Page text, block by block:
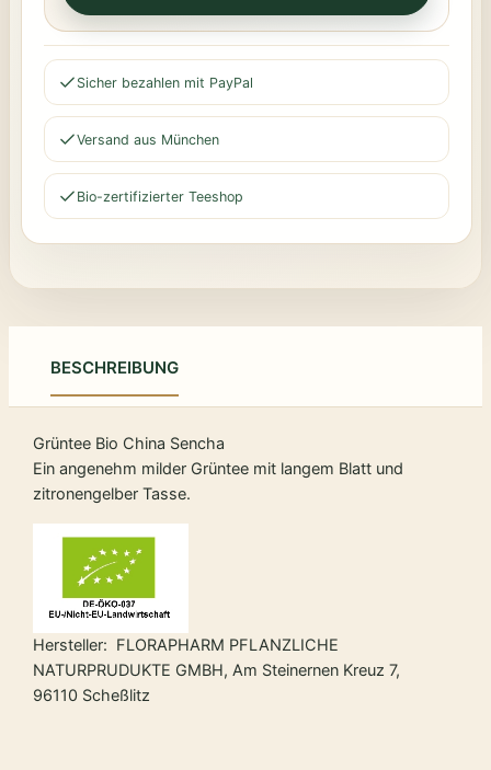
Sicher bezahlen mit PayPal
Versand aus München
Bio-zertifizierter Teeshop
BESCHREIBUNG
Grüntee Bio China Sencha
Ein angenehm milder Grüntee mit langem Blatt und
zitronengelber Tasse.
Hersteller: FLORAPHARM PFLANZLICHE
NATURPRUDUKTE GMBH, Am Steinernen Kreuz 7,
96110 Scheßlitz